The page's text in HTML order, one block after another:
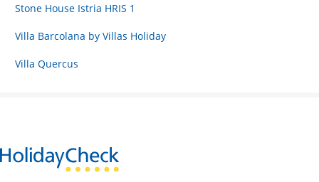
Stone House Istria HRIS 1
Villa Barcolana by Villas Holiday
Villa Quercus